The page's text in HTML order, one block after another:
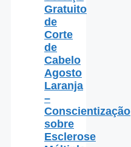
Gratuito
de
Corte
de
Cabelo
Agosto
Laranja
–
Conscientização
sobre
Esclerose